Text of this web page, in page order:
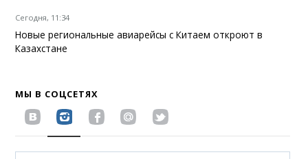
Сегодня, 11:34
Новые региональные авиарейсы с Китаем откроют в
Казахстане
МЫ В СОЦСЕТЯХ